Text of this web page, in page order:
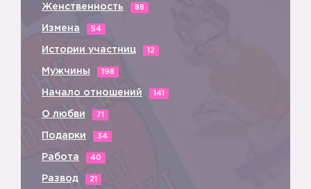
✔️
Женственность 88
Измена 54
Истории участниц 12
Мужчины 198
Начало отношений 141
О любви 71
Подарки 34
Работа 40
Развод 21